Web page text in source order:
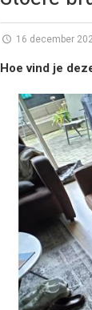
16 december
Hoe vind je